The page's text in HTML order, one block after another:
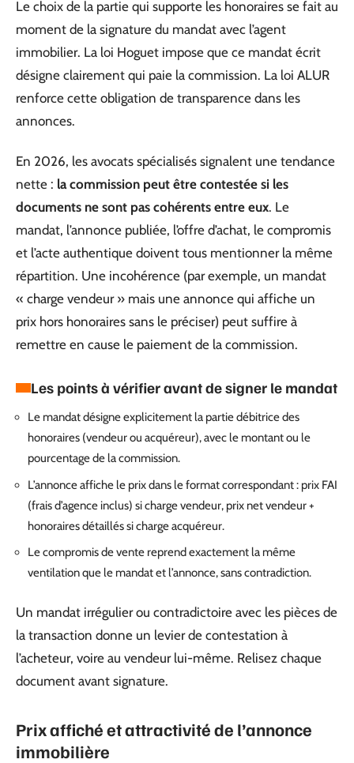
Le choix de la partie qui supporte les honoraires se fait au
moment de la signature du mandat avec l’agent
immobilier. La loi Hoguet impose que ce mandat écrit
désigne clairement qui paie la commission. La loi ALUR
renforce cette obligation de transparence dans les
annonces.
En 2026, les avocats spécialisés signalent une tendance
nette : la commission peut être contestée si les
documents ne sont pas cohérents entre eux. Le
mandat, l’annonce publiée, l’offre d’achat, le compromis
et l’acte authentique doivent tous mentionner la même
répartition. Une incohérence (par exemple, un mandat
« charge vendeur » mais une annonce qui affiche un
prix hors honoraires sans le préciser) peut suffire à
remettre en cause le paiement de la commission.
Les points à vérifier avant de signer le mandat
Le mandat désigne explicitement la partie débitrice des
honoraires (vendeur ou acquéreur), avec le montant ou le
pourcentage de la commission.
L’annonce affiche le prix dans le format correspondant : prix FAI
(frais d’agence inclus) si charge vendeur, prix net vendeur +
honoraires détaillés si charge acquéreur.
Le compromis de vente reprend exactement la même
ventilation que le mandat et l’annonce, sans contradiction.
Un mandat irrégulier ou contradictoire avec les pièces de
la transaction donne un levier de contestation à
l’acheteur, voire au vendeur lui-même. Relisez chaque
document avant signature.
Prix affiché et attractivité de l’annonce
immobilière